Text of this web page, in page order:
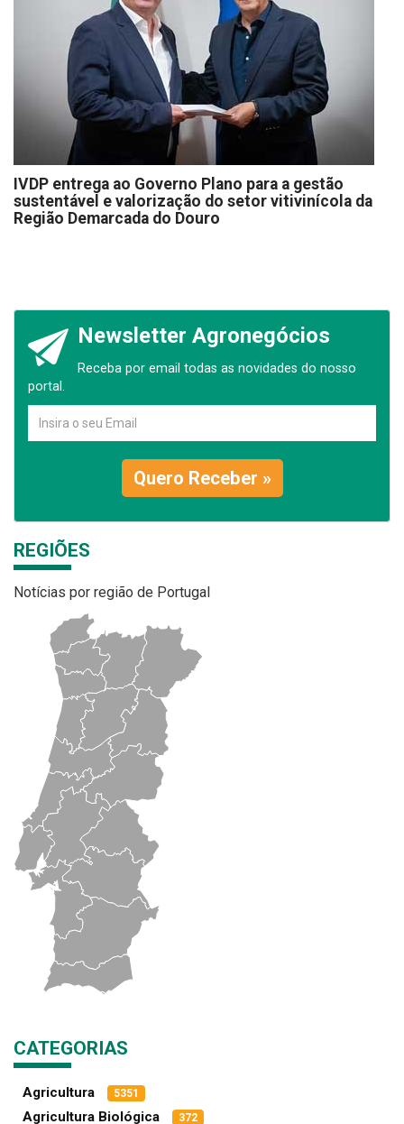
IVDP entrega ao Governo Plano para a gestão
sustentável e valorização do setor vitivinícola da
Região Demarcada do Douro
Newsletter Agronegócios
Receba por email todas as novidades do nosso
portal.
Quero Receber »
REGIÕES
Notícias por região de Portugal
CATEGORIAS
Agricultura 5351
Agricultura Biológica 372